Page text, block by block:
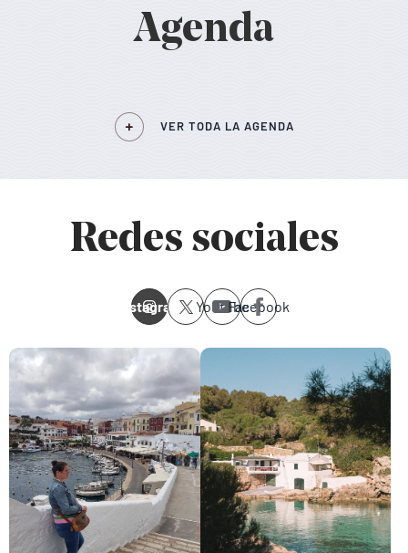
Agenda
VER TODA LA AGENDA
Redes sociales
Instagram YoutubeFacebook